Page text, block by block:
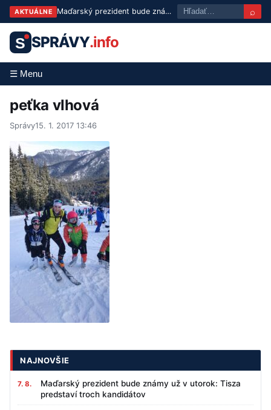
AKTUÁLNE Maďarský prezident bude známy už v utorok: Tisza predstaví troch kandidátov ⌕
S SPRÁVY.info
☰ Menu
peťka vlhová
Správy15. 1. 2017 13:46
NAJNOVŠIE
7. 8.
Maďarský prezident bude známy už v utorok: Tisza
predstaví troch kandidátov